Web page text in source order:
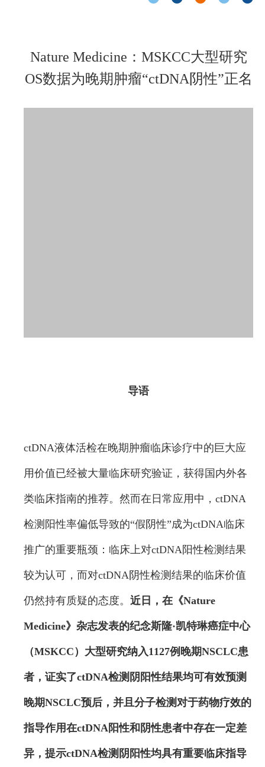
Nature Medicine：MSKCC大型研究
OS数据为晚期肿瘤“ctDNA阴性”正名
导语
ctDNA液体活检在晚期肿瘤临床诊疗中的巨大应
用价值已经被大量临床研究验证，获得国内外各
类临床指南的推荐。然而在日常应用中，ctDNA
检测阳性率偏低导致的“假阴性”成为ctDNA临床
推广的重要瓶颈：临床上对ctDNA阳性检测结果
较为认可，而对ctDNA阴性检测结果的临床价值
仍然持有质疑的态度。 近日，在《Nature
Medicine》杂志发表的纪念斯隆·凯特琳癌症中心
（MSKCC）大型研究纳入1127例晚期NSCLC患
者，证实了ctDNA检测阴阳性结果均可有效预测
晚期NSCLC预后，并且分子检测对于药物疗效的
指导作用在ctDNA阳性和阴性患者中存在一定差
异，提示ctDNA检测阴阳性均具有重要临床指导